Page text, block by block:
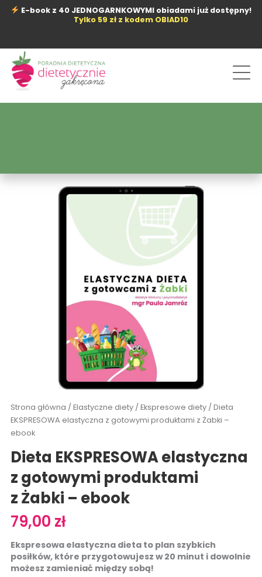
PrzejdźE-book z 40 JEDNOGARNKOWYMI obiadami już dostępny!
Tylko 59 zł z kodem OBIAD10
Strona główna /Elastyczne diety/Ekspresowe diety/ Dieta
EKSPRESOWA elastyczna z gotowymi produktami z Żabki –
ebook
Dieta EKSPRESOWA elastyczna
z gotowymi produktami
z Żabki – ebook
79,00 zł
Ekspresowa elastyczna dieta to plan szybkich
posiłków, które przygotowujesz w 20 minut i dowolnie
możesz zamieniać między sobą!